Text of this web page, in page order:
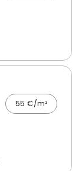
55 €/m²